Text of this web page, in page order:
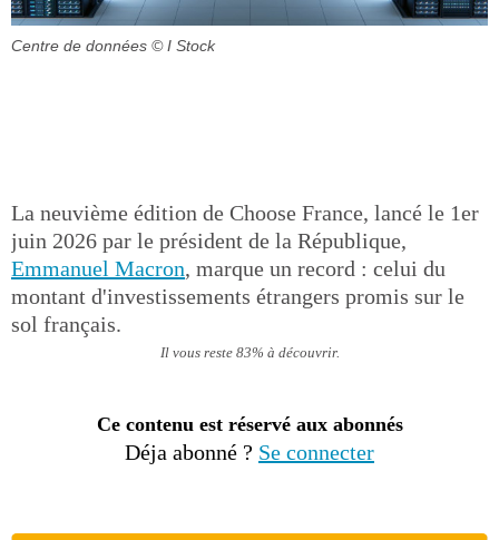
Centre de données © I Stock
La neuvième édition de Choose France, lancé le 1er
juin 2026 par le président de la République,
Emmanuel Macron, marque un record : celui du
montant d'investissements étrangers promis sur le
sol français.
Il vous reste 83% à découvrir.
Ce contenu est réservé aux abonnés
Déja abonné ? Se connecter